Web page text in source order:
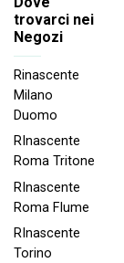
trovarci nei
Negozi
Rinascente
Milano
Duomo
RInascente
Roma Tritone
RInascente
Roma FIume
RInascente
Torino